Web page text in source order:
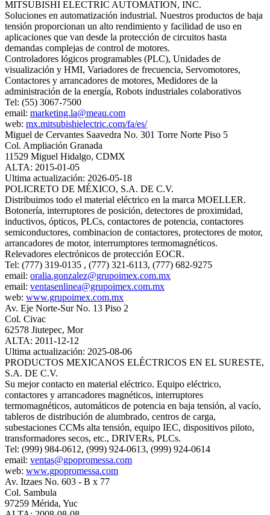
MITSUBISHI ELECTRIC AUTOMATION, INC.
Soluciones en automatización industrial. Nuestros productos de baja
tensión proporcionan un alto rendimiento y facilidad de uso en
aplicaciones que van desde la protección de circuitos hasta
demandas complejas de control de motores.
Controladores lógicos programables (PLC), Unidades de
visualización y HMI, Variadores de frecuencia, Servomotores,
Contactores y arrancadores de motores, Medidores de la
administración de la energía, Robots industriales colaborativos
Tel: (55) 3067-7500
email: marketing.la@meau.com
web: mx.mitsubishielectric.com/fa/es/
Miguel de Cervantes Saavedra No. 301 Torre Norte Piso 5
Col. Ampliación Granada
11529 Miguel Hidalgo, CDMX
ALTA: 2015-01-05
Ultima actualización: 2026-05-18
POLICRETO DE MÉXICO, S.A. DE C.V.
Distribuimos todo el material eléctrico en la marca MOELLER.
Botonería, interruptores de posición, detectores de proximidad,
inductivos, ópticos, PLCs, contactores de potencia, contactores
semiconductores, combinacion de contactores, protectores de motor,
arrancadores de motor, interrumptores termomagnéticos.
Relevadores electrónicos de protección EOCR.
Tel: (777) 319-0135 , (777) 321-6113, (777) 682-9275
email: oralia.gonzalez@grupoimex.com.mx
email: ventasenlinea@grupoimex.com.mx
web: www.grupoimex.com.mx
Av. Eje Norte-Sur No. 13 Piso 2
Col. Civac
62578 Jiutepec, Mor
ALTA: 2011-12-12
Ultima actualización: 2025-08-06
PRODUCTOS MEXICANOS ELÉCTRICOS EN EL SURESTE,
S.A. DE C.V.
Su mejor contacto en material eléctrico. Equipo eléctrico,
contactores y arrancadores magnéticos, interruptores
termomagnéticos, automáticos de potencia en baja tensión, al vacío,
tableros de distribución de alumbrado, centros de carga,
subestaciones CCMs alta tensión, equipo IEC, dispositivos piloto,
transformadores secos, etc., DRIVERs, PLCs.
Tel: (999) 984-0612, (999) 924-0613, (999) 924-0614
email: ventas@gpopromessa.com
web: www.gpopromessa.com
Av. Itzaes No. 603 - B x 77
Col. Sambula
97259 Mérida, Yuc